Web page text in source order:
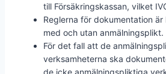
till Försäkringskassan, vilket
Reglerna för dokumentation
med och utan anmälningsplikt.
För det fall att de
verksamheterna ska
de icke anmälningspliktiga